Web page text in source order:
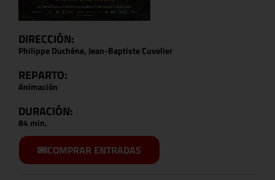
DIRECCIÓN:
Philippe Duchêne, Jean-Baptiste Cuvelier
REPARTO:
Animación
DURACIÓN:
84 min.
COMPRAR ENTRADAS